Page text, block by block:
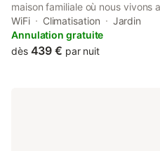
maison familiale où nous vivons
ans. Maison de 115 m² avec
équipements bébé, elle est
reposantes sous le soleil du
WiFi Climatisation
Jardin
Annulation gratuite
dès 439 € par nuit